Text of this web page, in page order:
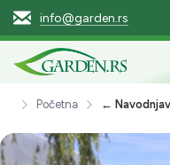
info@garden.rs
Početna ←